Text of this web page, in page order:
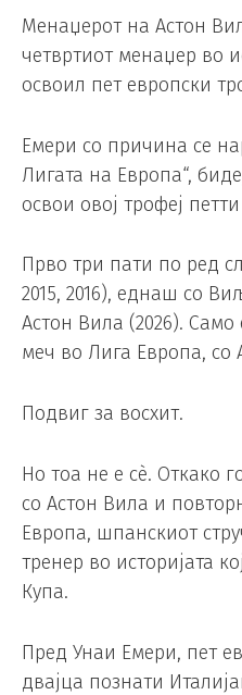
Менаџерот на Астон
четвртиот менаџер во
освоил пет европски
Емери со причина се
Лигата на Европа“,
освои овој трофеј
Прво три пати по ред
2015, 2016), еднаш со
Астон Вила (2026).
меч во Лига Европа, со
Подвиг за восхит.
Но тоа не е сè. Откако
со Астон Вила и
Европа, шпанскиот
тренер во историјата
Купа.
Пред Унаи Емери, пет
двајца познати